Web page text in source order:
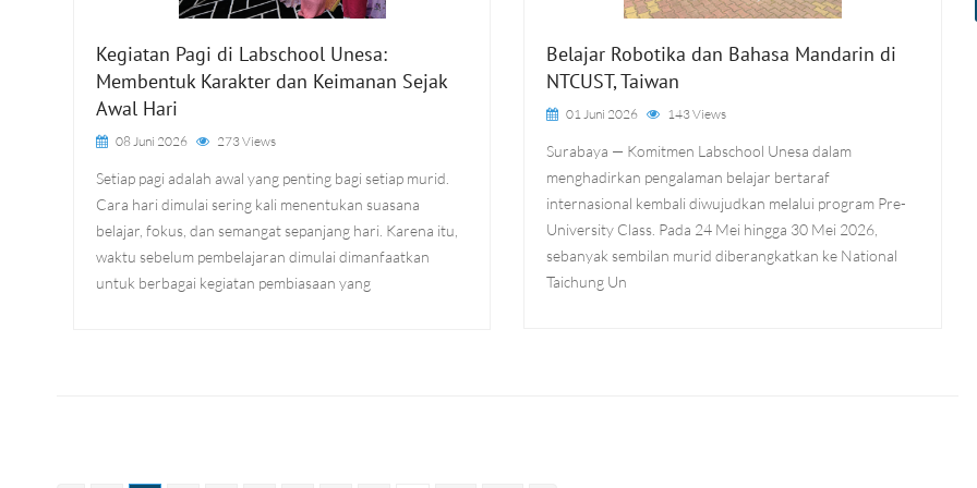
Kegiatan Pagi di Labschool Unesa:
Membentuk Karakter dan Keimanan Sejak
Awal Hari
08 Juni 2026 273 Views
Setiap pagi adalah awal yang penting bagi setiap murid.
Cara hari dimulai sering kali menentukan suasana
belajar, fokus, dan semangat sepanjang hari. Karena itu,
waktu sebelum pembelajaran dimulai dimanfaatkan
untuk berbagai kegiatan pembiasaan yang
Belajar Robotika dan Bahasa Mandarin di
NTCUST, Taiwan
01 Juni 2026 143 Views
Surabaya — Komitmen Labschool Unesa dalam
menghadirkan pengalaman belajar bertaraf
internasional kembali diwujudkan melalui program Pre-
University Class. Pada 24 Mei hingga 30 Mei 2026,
sebanyak sembilan murid diberangkatkan ke National
Taichung Un